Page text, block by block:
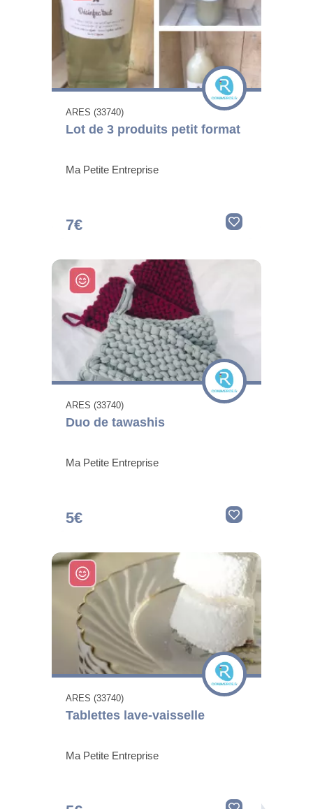
ARES (33740)
Lot de 3 produits petit format
Ma Petite Entreprise
7€
ARES (33740)
Duo de tawashis
Ma Petite Entreprise
5€
ARES (33740)
Tablettes lave-vaisselle
Ma Petite Entreprise